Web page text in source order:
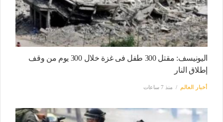
اليونيسف: مقتل 300 طفل فى غزة خلال 300 يوم من وقف
إطلاق النار
أخبار العالم منذ 7 ساعات